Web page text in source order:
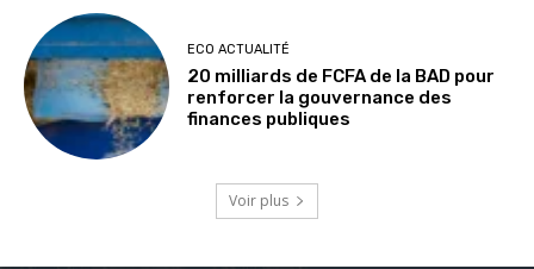
ECO ACTUALITÉ
20 milliards de FCFA de la BAD pour
renforcer la gouvernance des
finances publiques
Voir plus